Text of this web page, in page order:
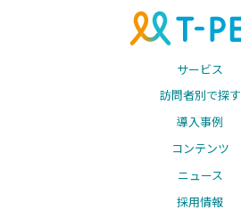
サービス
訪問者別で探す
導入事例
コンテンツ
ニュース
採用情報